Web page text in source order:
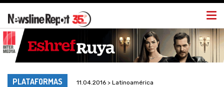
PLATAFORMAS 11.04.2016 > Latinoamérica